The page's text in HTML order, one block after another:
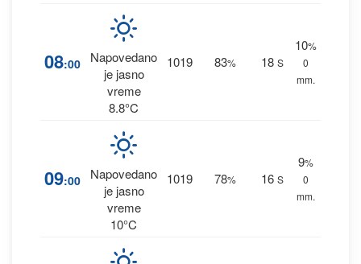
08:00
Napovedano
je jasno
vreme
8.8°C
1019 83% 18 S
10%
0
mm.
09:00
Napovedano
je jasno
vreme
10°C
1019 78% 16 S
9%
0
mm.